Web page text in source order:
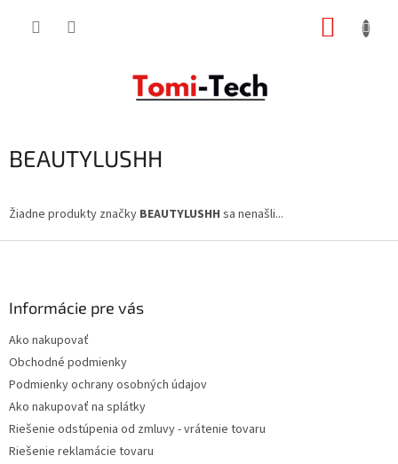
BEAUTYLUSHH
Žiadne produkty značky BEAUTYLUSHH sa nenašli...
Informácie pre vás
Ako nakupovať
Obchodné podmienky
Podmienky ochrany osobných údajov
Ako nakupovať na splátky
Riešenie odstúpenia od zmluvy - vrátenie tovaru
Riešenie reklamácie tovaru